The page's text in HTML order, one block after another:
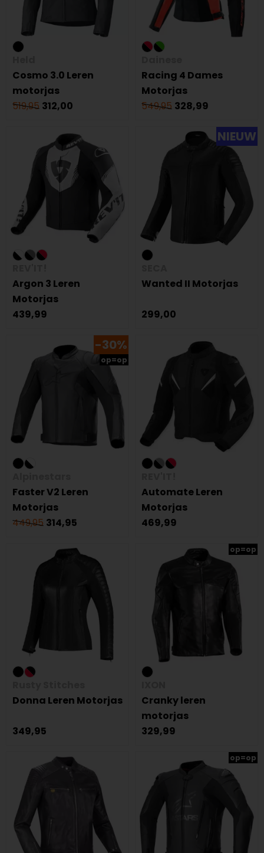
Cosmo 3.0 Leren
motorjas
519,95 312,00
Racing 4 Dames
Motorjas
549,95 328,99
Argon 3 Leren
Motorjas
439,99
NIEUW
Wanted II Motorjas
299,00
-30%
op=op
Faster V2 Leren
Motorjas
449,95 314,95
Automate Leren
Motorjas
469,99
Donna Leren Motorjas
349,95
op=op
Cranky leren
motorjas
329,99
op=op